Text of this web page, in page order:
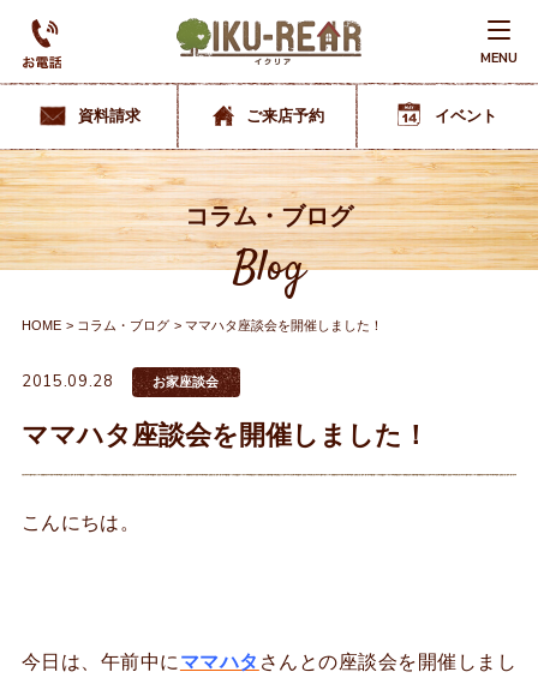
MENU
資料請求 ご来店予約 イベント
コラム・ブログ
Blog
HOME コラム・ブログ ママハタ座談会を開催しました！
2015.09.28 お家座談会
ママハタ座談会を開催しました！
こんにちは。
今日は、午前中に ママハタ さんとの座談会を開催しまし